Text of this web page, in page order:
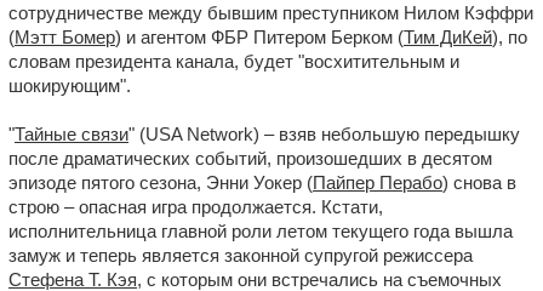
сотрудничестве между бывшим преступником Нилом Кэффри
(Мэтт Бомер) и агентом ФБР Питером Берком (Тим ДиКей), по
словам президента канала, будет "восхитительным и
шокирующим".
"Тайные связи" (USA Network) – взяв небольшую передышку
после драматических событий, произошедших в десятом
эпизоде пятого сезона, Энни Уокер (Пайпер Перабо) снова в
строю – опасная игра продолжается. Кстати,
исполнительница главной роли летом текущего года вышла
замуж и теперь является законной супругой режиссера
Стефена Т. Кэя, с которым они встречались на съемочных